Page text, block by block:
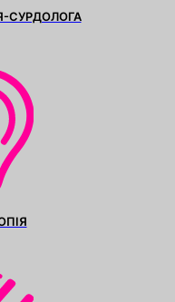
СУРДОЛОГА